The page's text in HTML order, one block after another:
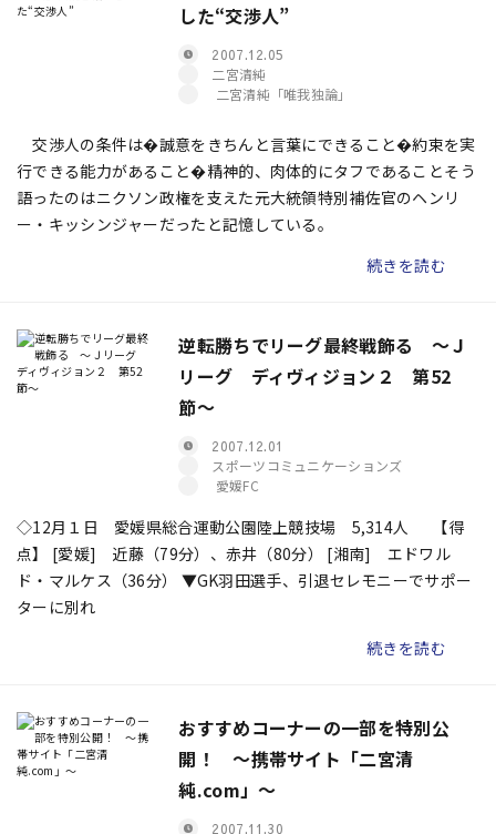
した“交渉人”
2007.12.05
二宮清純
二宮清純「唯我独論」
交渉人の条件は�誠意をきちんと言葉にできること�約束を実
行できる能力があること�精神的、肉体的にタフであること――そう
語ったのはニクソン政権を支えた元大統領特別補佐官のヘンリ
ー・キッシンジャーだったと記憶している。
続きを読む
逆転勝ちでリーグ最終戦飾る 〜Ｊ
リーグ ディヴィジョン２ 第52
節〜
2007.12.01
スポーツコミュニケーションズ
愛媛FC
◇12月１日 愛媛県総合運動公園陸上競技場 5,314人 【得
点】 [愛媛] 近藤（79分）、赤井（80分） [湘南] エドワル
ド・マルケス（36分） ▼GK羽田選手、引退セレモニーでサポー
ターに別れ
続きを読む
おすすめコーナーの一部を特別公
開！ 〜携帯サイト「二宮清
純.com」〜
2007.11.30